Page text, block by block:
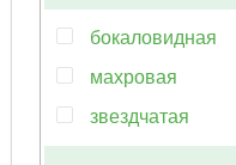
бокаловидная
махровая
звездчатая